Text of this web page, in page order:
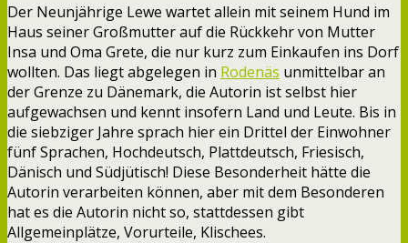
Der Neunjährige Lewe wartet allein mit seinem Hund im
Haus seiner Großmutter auf die Rückkehr von Mutter
Insa und Oma Grete, die nur kurz zum Einkaufen ins Dorf
wollten. Das liegt abgelegen in Rodenäs unmittelbar an
der Grenze zu Dänemark, die Autorin ist selbst hier
aufgewachsen und kennt insofern Land und Leute. Bis in
die siebziger Jahre sprach hier ein Drittel der Einwohner
fünf Sprachen, Hochdeutsch, Plattdeutsch, Friesisch,
Dänisch und Südjütisch! Diese Besonderheit hätte die
Autorin verarbeiten können, aber mit dem Besonderen
hat es die Autorin nicht so, stattdessen gibt
Allgemeinplätze, Vorurteile, Klischees.